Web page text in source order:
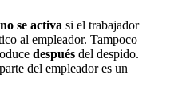
no se activa si el trabajador
al empleador. Tampoco
después del despido.
del empleador es un